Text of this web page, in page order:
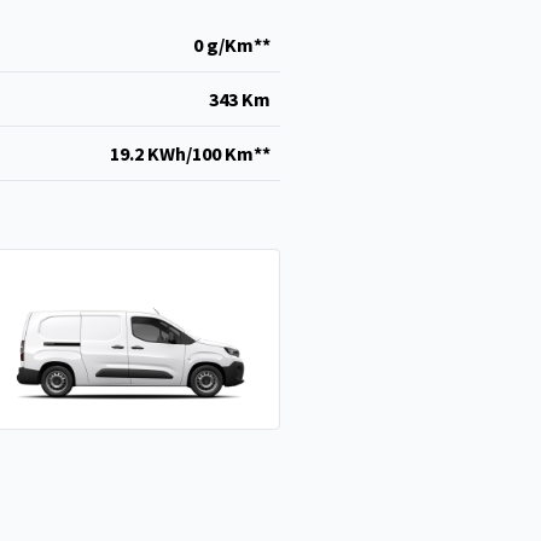
0 g/Km**
343 Km
19.2 KWh/100 Km**